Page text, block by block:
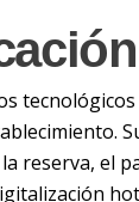
reserva, el